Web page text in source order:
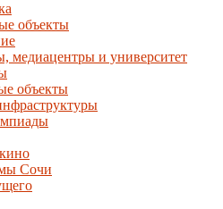
объекты
медиацентры и университет
объекты
Сочи